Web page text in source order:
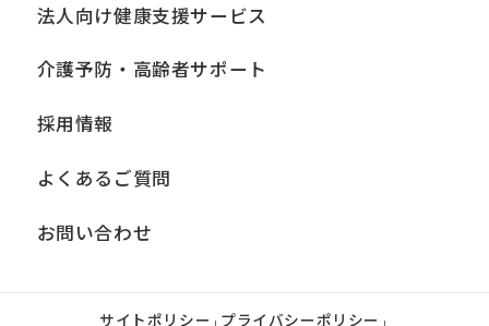
法人向け健康支援サービス
介護予防・高齢者サポート
採用情報
よくあるご質問
お問い合わせ
サイトポリシー | プライバシーポリシー |